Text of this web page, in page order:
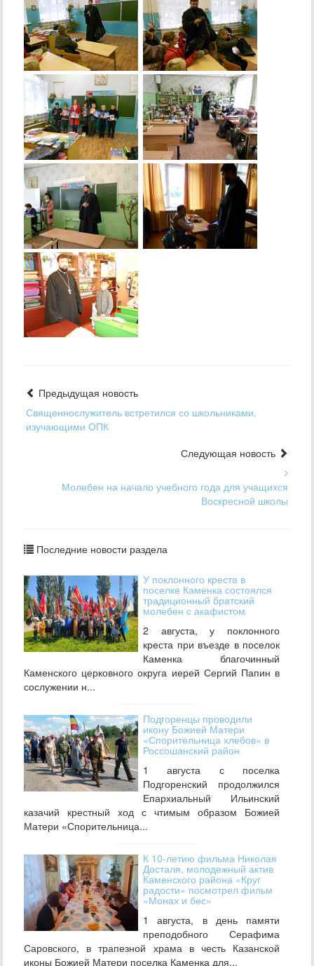
Предыдущая новость
Священнослужитель встретился со школьниками,
изучающими ОПК
Следующая новость
Молебен на начало учебного года для учащихся
Воскресной школы
Последние новости раздела
У поклонного креста в
поселке Каменка состоялся
традиционный братский
молебен с акафистом
2 августа, у поклонного
креста при въезде в поселок
Каменка благочинный
Каменского церковного округа иерей Сергий Папин в
сослужении н...
Подгоренцы проводили
икону Божией Матери
«Спорительница хлебов» в
Россошанский район
1 августа с поселка
Подгоренский продолжился
Епархиальный Ильинский
казачий крестный ход с чтимым образом Божией
Матери «Спорительница...
К 10-летию фильма Николая
Досталя, молодежный актив
Каменского района «Круг
радости» посмотрел фильм
«Монах и бес»
1 августа, в день памяти
преподобного Серафима
Саровского, в трапезной храма в честь Казанской
иконы Божией Матери поселка Каменка для...